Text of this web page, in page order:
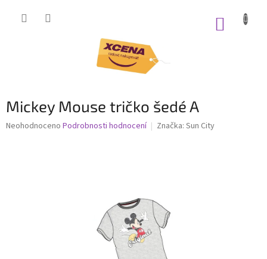
Mickey Mouse tričko šedé A
Průměrné
Neohodnoceno Podrobnosti hodnocení Značka: Sun City